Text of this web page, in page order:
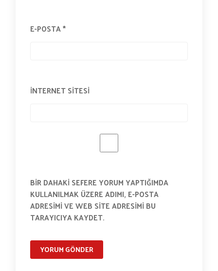
E-POSTA*
İNTERNET SITESI
BIR DAHAKI SEFERE YORUM YAPTIĞIMDA
KULLANILMAK ÜZERE ADIMI, E-POSTA
ADRESIMI VE WEB SITE ADRESIMI BU
TARAYICIYA KAYDET.